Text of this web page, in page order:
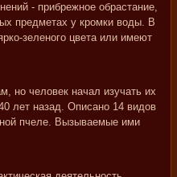
- прибрежное обрастание,
предметах у кромки воды. В
зеленого цвета или имеют
но человек начал изучать их
лет назад. Описано 14 видов
пчеле. Вызываемые ими